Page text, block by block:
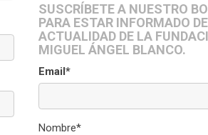
SUSCRÍBETE A NUESTRO
PARA ESTAR INFORMADO
ACTUALIDAD DE LA
MIGUEL ÁNGEL BLANCO.
Email*
Nombre*